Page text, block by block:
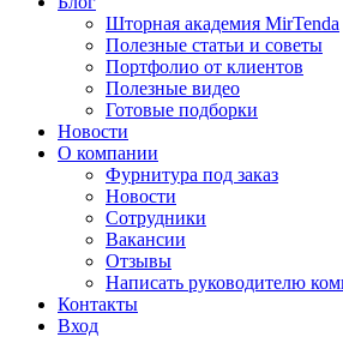
Шторная академия MirTenda
Полезные статьи и советы
Портфолио от клиентов
Полезные видео
Готовые подборки
Новости
О компании
Фурнитура под заказ
Новости
Сотрудники
Вакансии
Отзывы
Написать руководителю
Контакты
Вход